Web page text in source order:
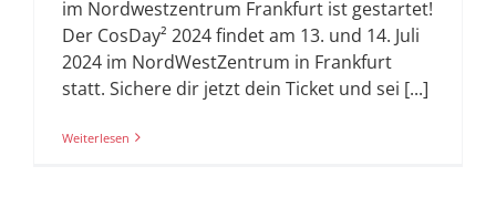
im Nordwestzentrum Frankfurt ist gestartet!
Der CosDay² 2024 findet am 13. und 14. Juli
2024 im NordWestZentrum in Frankfurt
statt. Sichere dir jetzt dein Ticket und sei [...]
Weiterlesen